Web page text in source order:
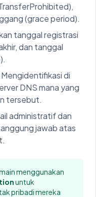
(grace period).
tanggal registrasi
dan tanggal
Mengidentifikasi di
DNS mana yang
tersebut.
administratif dan
jawab atas
menggunakan
untuk
pribadi mereka